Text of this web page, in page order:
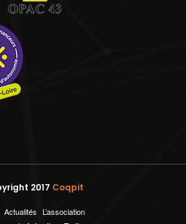
2017 Coqpit
Actualités L’association